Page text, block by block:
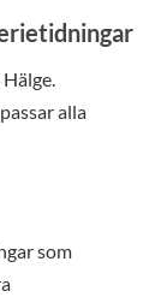
alla
som